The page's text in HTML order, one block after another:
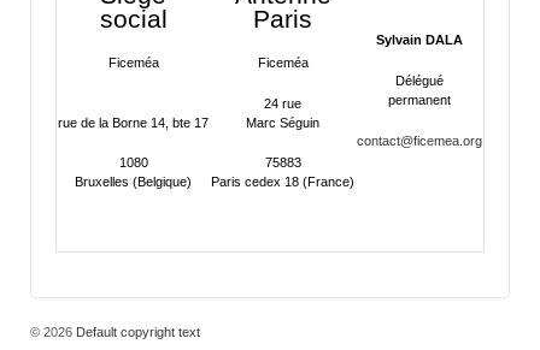
social
Ficeméa
rue de la Borne 14, bte 17
1080
Bruxelles (Belgique)
Paris
Ficeméa
24 rue
Marc Séguin
75883
Paris cedex 18 (France)
Sylvain DALA
Délégué
permanent
contact@ficemea.org
© 2026 Default copyright text